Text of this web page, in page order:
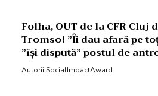
Folha, OUT de la CFR
Tromso! ”Îi dau afară pe
”își dispută” postul de
Autorii SocialImpactAward